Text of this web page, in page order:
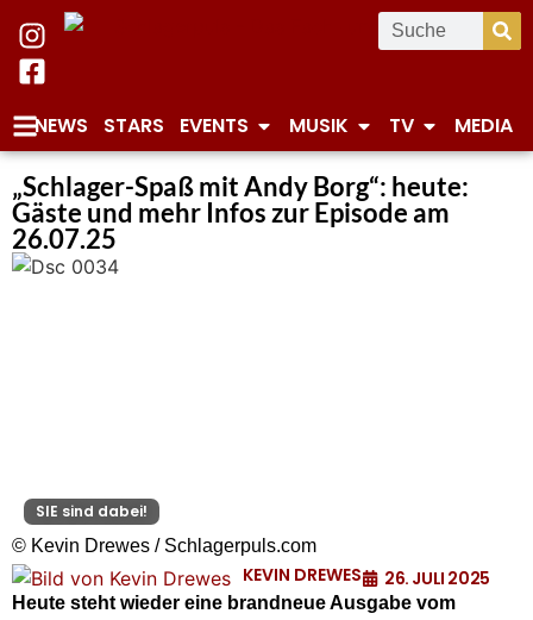
NEWS STARS EVENTS MUSIK TV MEDIA
„Schlager-Spaß mit Andy Borg“: heute:
Gäste und mehr Infos zur Episode am
26.07.25
SIE sind dabei!
© Kevin Drewes / Schlagerpuls.com
KEVIN DREWES 26. JULI 2025
Heute steht wieder eine brandneue Ausgabe vom